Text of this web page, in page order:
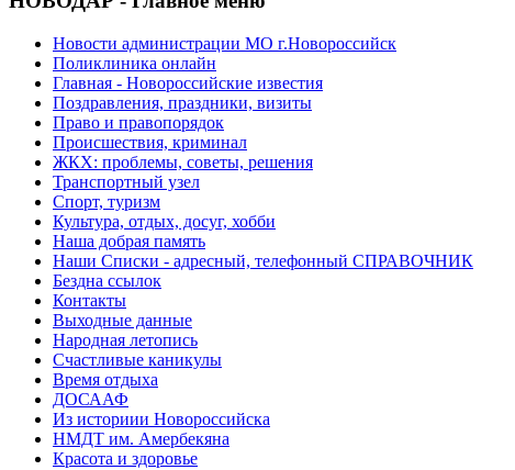
Новости администрации МО г.Новороссийск
Поликлиника онлайн
Главная - Новороссийские известия
Поздравления, праздники, визиты
Право и правопорядок
Происшествия, криминал
ЖКХ: проблемы, советы, решения
Транспортный узел
Спорт, туризм
Культура, отдых, досуг, хобби
Наша добрая память
Наши Списки - адресный, телефонный СПРАВОЧНИК
Бездна ссылок
Контакты
Выходные данные
Народная летопись
Счастливые каникулы
Время отдыха
ДОСААФ
Из историии Новороссийска
НМДТ им. Амербекяна
Красота и здоровье